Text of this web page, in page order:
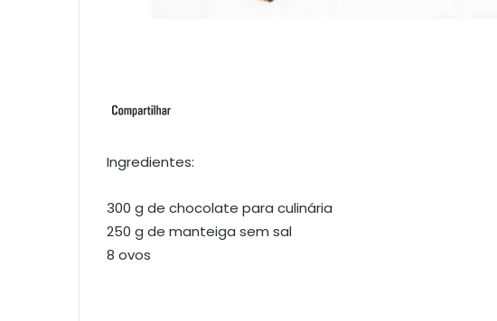
Ingredientes:
300 g de chocolate para culinária
250 g de manteiga sem sal
8 ovos